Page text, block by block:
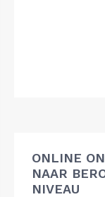
ONLINE
NAAR
NIVEAU